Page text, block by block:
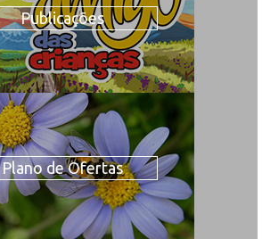
Publicações
Plano de Ofertas